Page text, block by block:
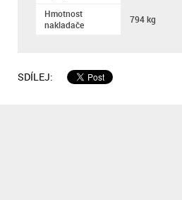
Hmotnost
nakladače
794 kg
SDÍLEJ: